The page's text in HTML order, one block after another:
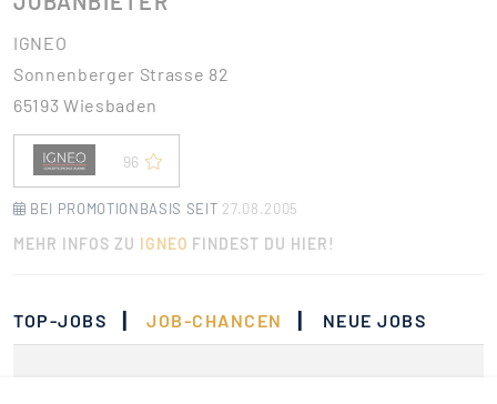
IGNEO
Sonnenberger Strasse 82
65193 Wiesbaden
96
BEI PROMOTIONBASIS SEIT 27.08.2005
MEHR INFOS ZU IGNEO FINDEST DU HIER!
TOP-JOBS | JOB-CHANCEN | NEUE JOBS